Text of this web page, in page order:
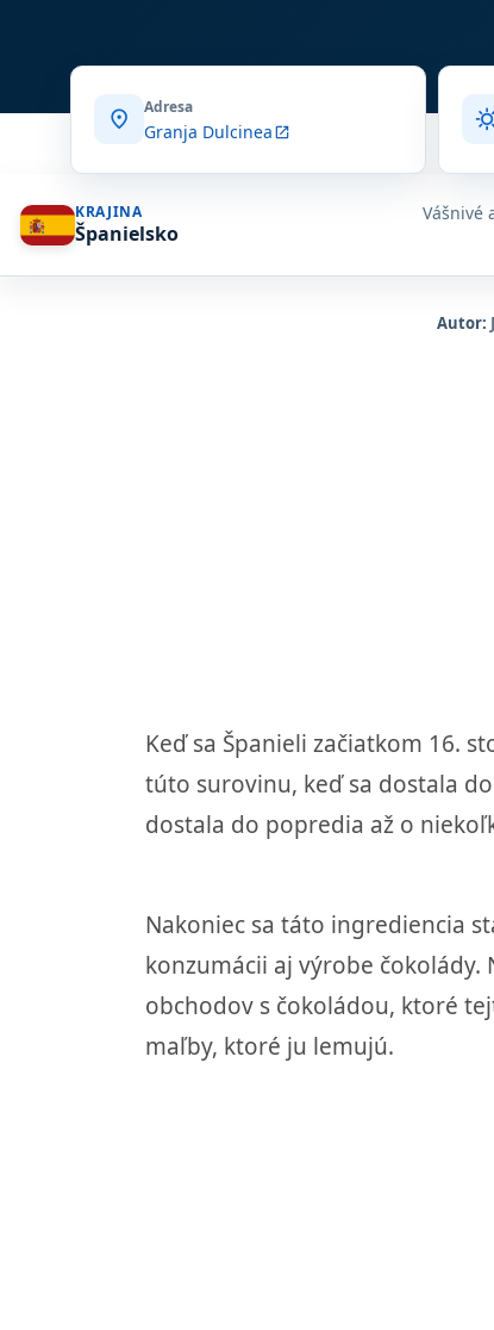
location_on Adresa
Granja Dulcineaopen_in_new
KRAJINA
Španielsko
Vášnivé
Autor:
Keď sa Španieli začiatkom 16.
túto surovinu, keď sa dostala
dostala do popredia až o
Nakoniec sa táto ingrediencia
konzumácii aj výrobe
obchodov s čokoládou, ktoré
maľby, ktoré ju lemujú.